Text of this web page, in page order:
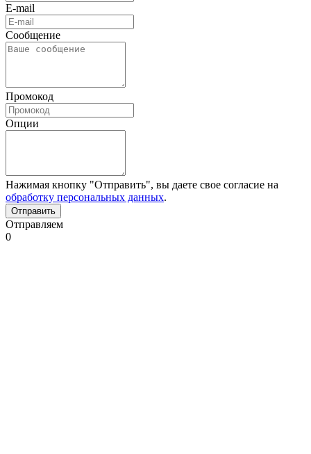
E-mail
Сообщение
Промокод
Опции
Нажимая кнопку "Отправить", вы даете свое согласие на
обработку персональных данных.
Отправляем
0